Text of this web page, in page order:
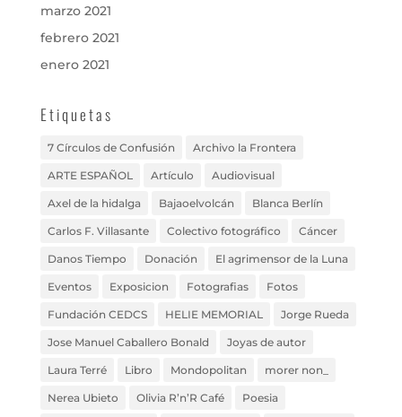
marzo 2021
febrero 2021
enero 2021
Etiquetas
7 Círculos de Confusión Archivo la Frontera
ARTE ESPAÑOL Artículo Audiovisual
Axel de la hidalga Bajaoelvolcán Blanca Berlín
Carlos F. Villasante Colectivo fotográfico Cáncer
Danos Tiempo Donación El agrimensor de la Luna
Eventos Exposicion Fotografias Fotos
Fundación CEDCS HELIE MEMORIAL Jorge Rueda
Jose Manuel Caballero Bonald Joyas de autor
Laura Terré Libro Mondopolitan morer non_
Nerea Ubieto Olivia R’n’R Café Poesia